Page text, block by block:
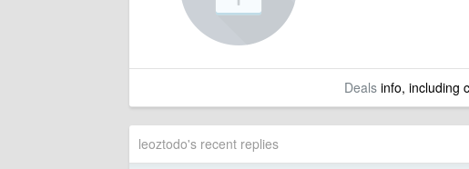
Dealsinfo, including
leoztodo's recent replies